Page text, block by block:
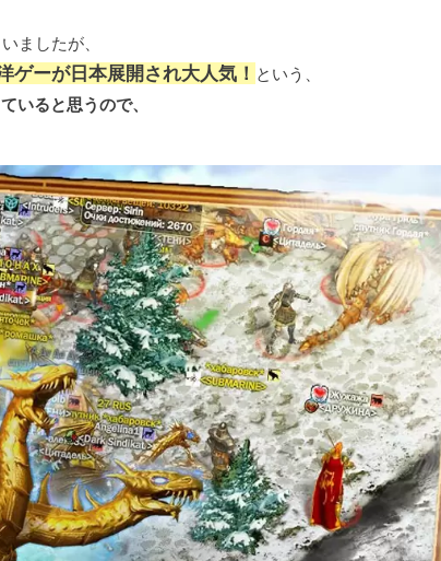
ましたが、
ゲーが日本展開され大人気！ という、
いると思うので、